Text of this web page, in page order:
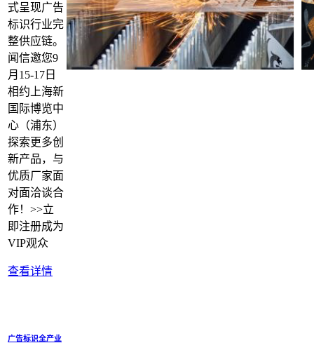
式呈现广告
标识行业完
整供应链。
闻信邀您9
月15-17日
相约上海新
国际博览中
心（浦东）
探索更多创
新产品，与
优质厂家面
对面洽谈合
作！>>立
即注册成为
VIP观众
查看详情
广告标识全产业